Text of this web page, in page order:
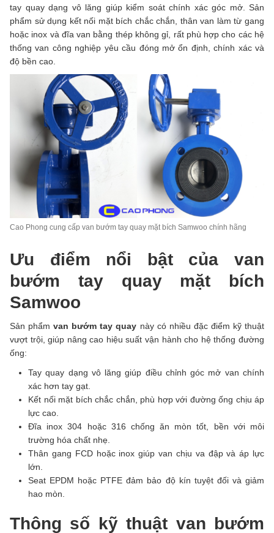
tay quay dạng vô lăng giúp kiểm soát chính xác góc mở. Sản
phẩm sử dụng kết nối mặt bích chắc chắn, thân van làm từ gang
hoặc inox và đĩa van bằng thép không gỉ, rất phù hợp cho các hệ
thống van công nghiệp yêu cầu đóng mở ổn định, chính xác và
độ bền cao.
Cao Phong cung cấp van bướm tay quay mặt bích Samwoo chính hãng
Ưu điểm nổi bật của van
bướm tay quay mặt bích
Samwoo
Sản phẩmvan bướm tay quay này có nhiều đặc điểm kỹ thuật
vượt trội, giúp nâng cao hiệu suất vận hành cho hệ thống đường
ống:
Tay quay dạng vô lăng giúp điều chỉnh góc mở van chính
xác hơn tay gạt.
Kết nối mặt bích chắc chắn, phù hợp với đường ống chịu áp
lực cao.
Đĩa inox 304 hoặc 316 chống ăn mòn tốt, bền với môi
trường hóa chất nhẹ.
Thân gang FCD hoặc inox giúp van chịu va đập và áp lực
lớn.
Seat EPDM hoặc PTFE đảm bảo độ kín tuyệt đối và giảm
hao mòn.
Thông số kỹ thuật van bướm